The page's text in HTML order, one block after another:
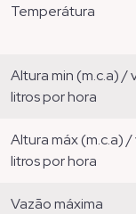
temperátura
altura min (m.c.a) / vazão
litros por hora
altura máx (m.c.a) / vazão
litros por hora
vazão máxima